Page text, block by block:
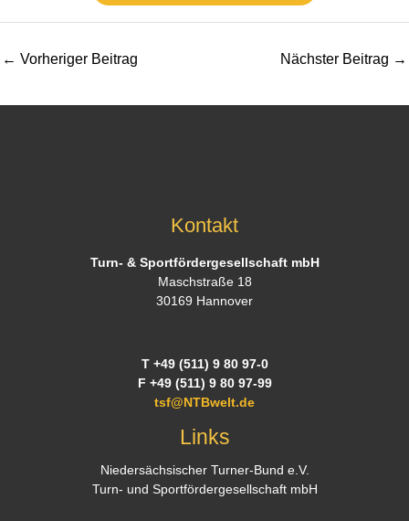
← Vorheriger Beitrag Nächster Beitrag →
Kontakt
Turn- & Sportfördergesellschaft mbH
Maschstraße 18
30169 Hannover
T +49 (511) 9 80 97-0
F +49 (511) 9 80 97-99
tsf@NTBwelt.de
Links
Niedersächsischer Turner-Bund e.V.
Turn- und Sportfördergesellschaft mbH